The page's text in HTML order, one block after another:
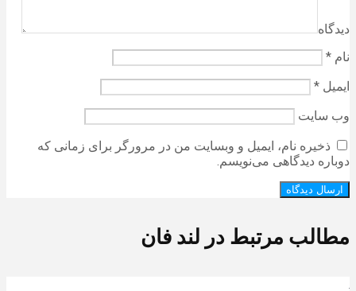
دیدگاه
نام *
ایمیل *
وب‌ سایت
ذخیره نام، ایمیل و وبسایت من در مرورگر برای زمانی که
دوباره دیدگاهی می‌نویسم.
مطالب مرتبط در لند فان